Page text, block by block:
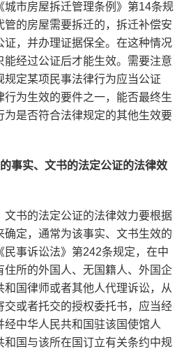
城市房屋拆迁管理条例》第14条规
管的房屋需要拆迁的，拆迁补偿安
证，并办理证据保全。在这种情况
经过公证后才能生效。需要注意
规定某项民事法律行为应当公证
行为生效的要件之一，能否最终生
为是否符合法律规定的其他生效要
实、文书的法定公证的法律效
文书的法定公证的法律效力要根据
确定，通常为该事实、文书生效的
事诉讼法》第242条规定，在中
住所的外国人、无国籍人、外国企
国律师或者其他人代理诉讼，从
交或者托交的授权委托书，应当经
中华人民共和国驻该国使馆人
和国与该所在国订立有关条约中规